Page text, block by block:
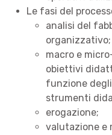
Le fasi del
analisi del
organizzativo;
macro e
obiettivi
funzione
strumenti
erogazione;
valutazione e